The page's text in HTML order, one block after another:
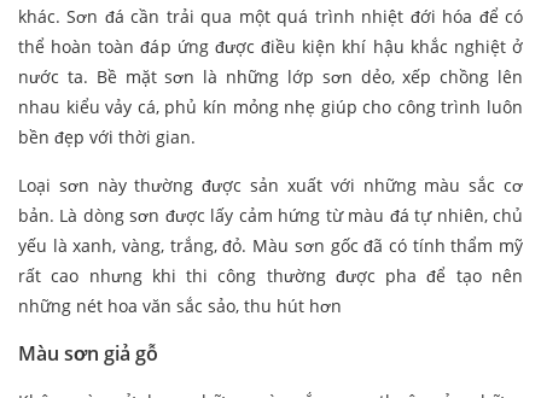
khác. Sơn đá cần trải qua một quá trình nhiệt đới hóa để có
thể hoàn toàn đáp ứng được điều kiện khí hậu khắc nghiệt ở
nước ta. Bề mặt sơn là những lớp sơn dẻo, xếp chồng lên
nhau kiểu vảy cá, phủ kín mỏng nhẹ giúp cho công trình luôn
bền đẹp với thời gian.
Loại sơn này thường được sản xuất với những màu sắc cơ
bản. Là dòng sơn được lấy cảm hứng từ màu đá tự nhiên, chủ
yếu là xanh, vàng, trắng, đỏ. Màu sơn gốc đã có tính thẩm mỹ
rất cao nhưng khi thi công thường được pha để tạo nên
những nét hoa văn sắc sảo, thu hút hơn
Màu sơn giả gỗ